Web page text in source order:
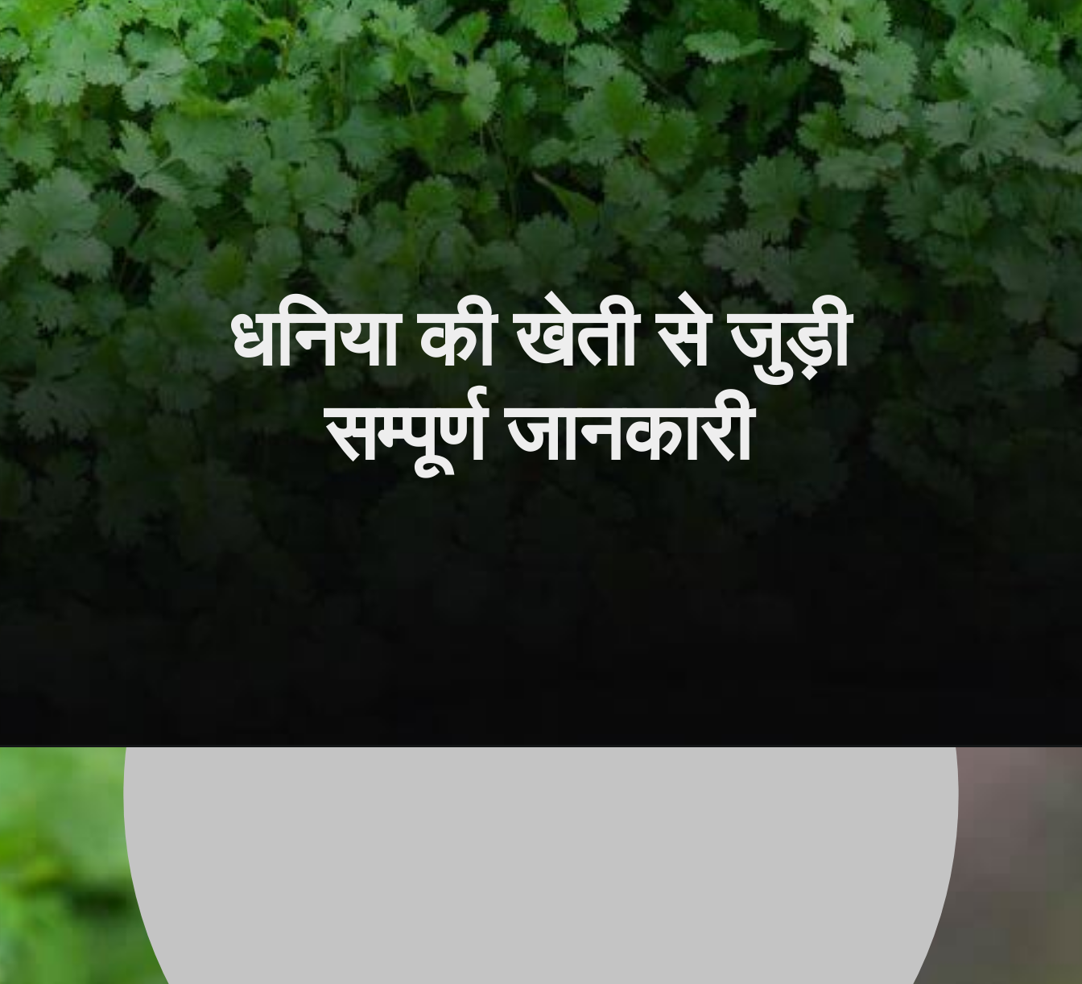
धनिया की खेती से जुड़ी
सम्पूर्ण जानकारी